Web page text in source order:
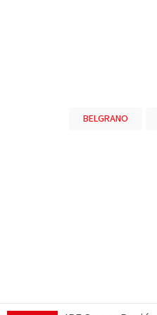
BELGRANO